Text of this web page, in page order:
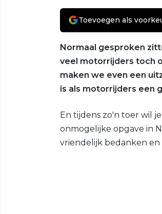
Toevoegen als
Normaal gesproken
veel motorrijders toch
maken we even een
is als motorrijders een
En tijdens zo'n toer wil
onmogelijke opgave in
vriendelijk bedanken en